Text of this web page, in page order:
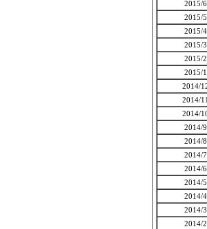
2015/6
2015/5
2015/4
2015/3
2015/2
2015/1
2014/
2014/11
2014/
2014/9
2014/8
2014/7
2014/6
2014/5
2014/4
2014/3
2014/2